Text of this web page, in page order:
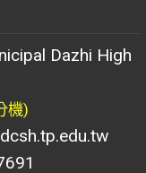
Dazhi High
機)